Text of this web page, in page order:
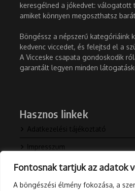
Fontosnak tartjuk az adatok
A böngészési élmény fokozása, a
keresgélned a jókedvet: válogatott
amiket könnyen megoszthatsz
Böngéssz a népszerű kategóriáink
kedvenc viccedet, és felejtsd el a
A Vicceske csapata gondoskodik
garantált legyen minden
Hasznos linkek
Adatkezelési tájékoztató
Impresszum
Kapcsolat
Rólunk